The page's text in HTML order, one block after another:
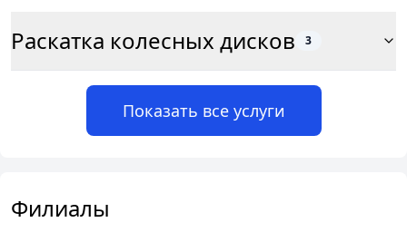
Раскатка колесных дисков 3
Показать все услуги
Филиалы